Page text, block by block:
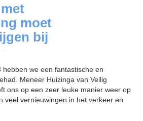
moet
bij
we een fantastische en
Meneer Huizinga van Veilig
ons op een zeer leuke manier weer op
veel vernieuwingen in het verkeer en